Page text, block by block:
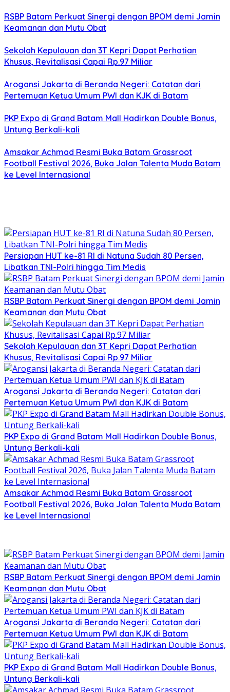
RSBP Batam Perkuat Sinergi dengan BPOM demi Jamin
Keamanan dan Mutu Obat
Sekolah Kepulauan dan 3T Kepri Dapat Perhatian
Khusus, Revitalisasi Capai Rp.97 Miliar
Arogansi Jakarta di Beranda Negeri: Catatan dari
Pertemuan Ketua Umum PWI dan KJK di Batam
PKP Expo di Grand Batam Mall Hadirkan Double Bonus,
Untung Berkali-kali
Amsakar Achmad Resmi Buka Batam Grassroot
Football Festival 2026, Buka Jalan Talenta Muda Batam
ke Level Internasional
Persiapan HUT ke-81 RI di Natuna Sudah 80 Persen,
Libatkan TNI-Polri hingga Tim Medis
RSBP Batam Perkuat Sinergi dengan BPOM demi Jamin
Keamanan dan Mutu Obat
Sekolah Kepulauan dan 3T Kepri Dapat Perhatian
Khusus, Revitalisasi Capai Rp.97 Miliar
Arogansi Jakarta di Beranda Negeri: Catatan dari
Pertemuan Ketua Umum PWI dan KJK di Batam
PKP Expo di Grand Batam Mall Hadirkan Double Bonus,
Untung Berkali-kali
Amsakar Achmad Resmi Buka Batam Grassroot
Football Festival 2026, Buka Jalan Talenta Muda Batam
ke Level Internasional
RSBP Batam Perkuat Sinergi dengan BPOM demi Jamin
Keamanan dan Mutu Obat
Arogansi Jakarta di Beranda Negeri: Catatan dari
Pertemuan Ketua Umum PWI dan KJK di Batam
PKP Expo di Grand Batam Mall Hadirkan Double Bonus,
Untung Berkali-kali